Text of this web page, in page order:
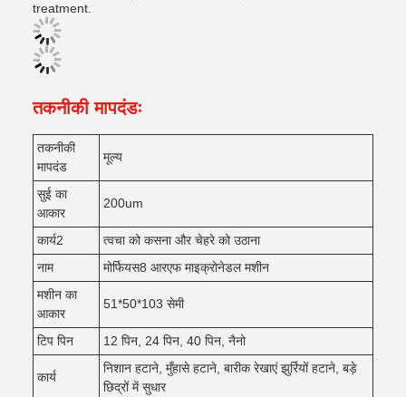
treatment.
तकनीकी मापदंडः
तकनीकी
मापदंड
मूल्य
सुई का
आकार
200um
कार्य2
त्वचा को कसना और चेहरे को उठाना
नाम
मोर्फियस8 आरएफ माइक्रोनेडल मशीन
मशीन का
आकार
51*50*103 सेमी
टिप पिन 12 पिन, 24 पिन, 40 पिन, नैनो
कार्य
निशान हटाने, मुँहासे हटाने, बारीक रेखाएं झुर्रियों हटाने, बड़े
छिद्रों में सुधार